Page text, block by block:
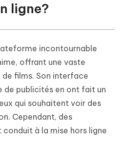
ligne?
incontournable
offrant une vaste
films. Son interface
de publicités en ont fait un
qui souhaitent voir des
Cependant, des
à la mise hors ligne